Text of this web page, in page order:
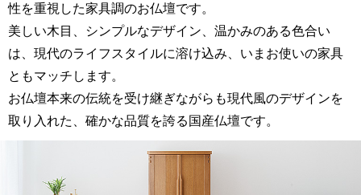
性を重視した家具調のお仏壇です。
美しい木目、シンプルなデザイン、温かみのある色合い
は、現代のライフスタイルに溶け込み、いまお使いの家具
ともマッチします。
お仏壇本来の伝統を受け継ぎながらも現代風のデザインを
取り入れた、確かな品質を誇る国産仏壇です。